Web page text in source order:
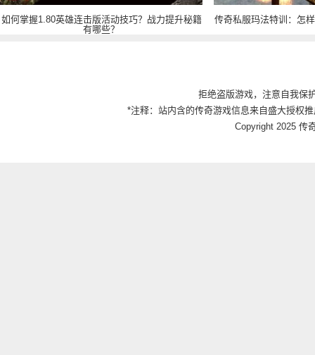
如何掌握1.80英雄连击版活动技巧？战力提升秘籍
有哪些？
传奇私服玛法特训：怎
拒绝盗版游戏，注意自我保
*注释：站内含的传奇游戏信息来自盛大授权
Copyright 2025 传